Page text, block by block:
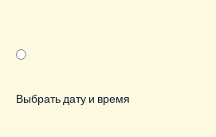
Выбрать дату и время